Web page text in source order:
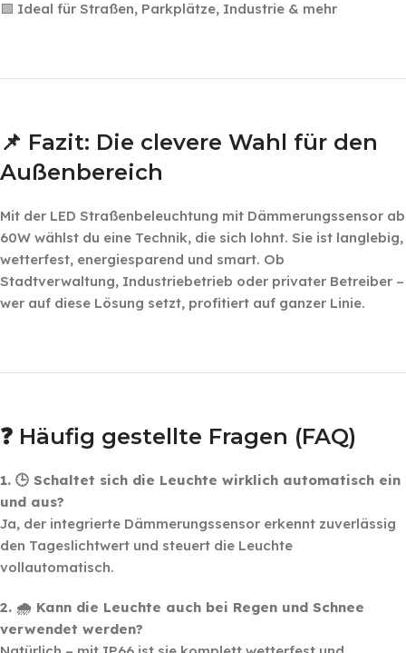
🟩 Ideal für Straßen, Parkplätze, Industrie & mehr
📌 Fazit: Die clevere Wahl für den
Außenbereich
Mit der LED Straßenbeleuchtung mit Dämmerungssensor ab
60W wählst du eine Technik, die sich lohnt. Sie ist langlebig,
wetterfest, energiesparend und smart. Ob
Stadtverwaltung, Industriebetrieb oder privater Betreiber –
wer auf diese Lösung setzt, profitiert auf ganzer Linie.
❓ Häufig gestellte Fragen (FAQ)
1. 🕒 Schaltet sich die Leuchte wirklich automatisch ein
und aus?
Ja, der integrierte Dämmerungssensor erkennt zuverlässig
den Tageslichtwert und steuert die Leuchte
vollautomatisch.
2. 🌧️ Kann die Leuchte auch bei Regen und Schnee
verwendet werden?